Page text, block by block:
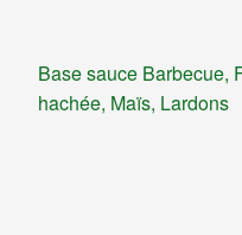
Base sauce Barbecue,
hachée, Maïs, Lardons